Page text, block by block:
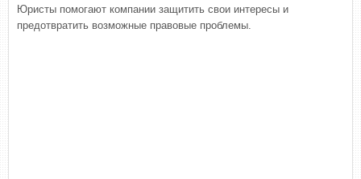
Юристы помогают компании защитить свои интересы и
предотвратить возможные правовые проблемы.